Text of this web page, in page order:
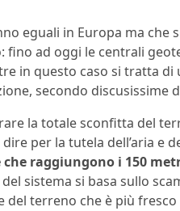
eguali in Europa ma che
fino ad oggi le centrali
in questo caso si tratta
secondo discusissime
la totale sconfitta del
per la tutela dell’aria e
che raggiungono i 150
sistema si basa sullo
terreno che è più fresco